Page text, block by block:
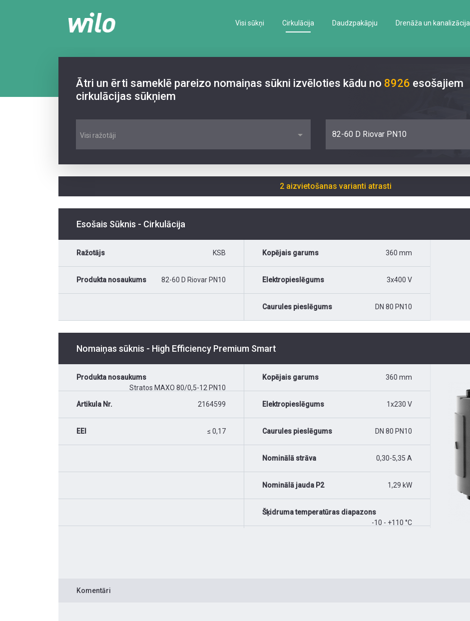
Visi sūkņi Cirkulācija Daudzpakāpju Drenāža un kanalizācija
Ātri un ērti sameklē pareizo nomaiņas sūkni izvēloties kādu no 8926 esošajiem
cirkulācijas sūkņiem
Visi ražotāji 82-60 D Riovar PN10
2 aizvietošanas varianti atrasti
Esošais Sūknis - Cirkulācija
Ražotājs KSB
Produkta nosaukums 82-60 D Riovar PN10
Kopējais garums 360 mm
Elektropieslēgums 3x400 V
Caurules pieslēgums DN 80 PN10
Nomaiņas sūknis - High Efficiency Premium Smart
Produkta nosaukums
Stratos MAXO 80/0,5-12 PN10
Artikula Nr. 2164599
EEI ≤ 0,17
Kopējais garums 360 mm
Elektropieslēgums 1x230 V
Caurules pieslēgums DN 80 PN10
Nominālā strāva 0,30-5,35 A
Nominālā jauda P2 1,29 kW
Šķidruma temperatūras diapazons
-10 - +110 °C
Komentāri